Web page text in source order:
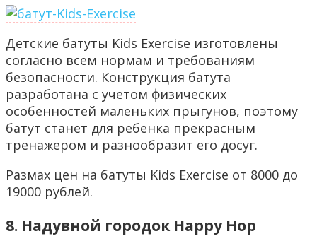
Детские батуты Kids Exercise изготовлены
согласно всем нормам и требованиям
безопасности. Конструкция батута
разработана с учетом физических
особенностей маленьких прыгунов, поэтому
батут станет для ребенка прекрасным
тренажером и разнообразит его досуг.
Размах цен на батуты Kids Exercise от 8000 до
19000 рублей.
8. Надувной городок Happy Hop